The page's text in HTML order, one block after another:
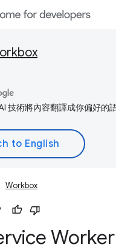
技術將內容翻譯成你偏好的
Workbox